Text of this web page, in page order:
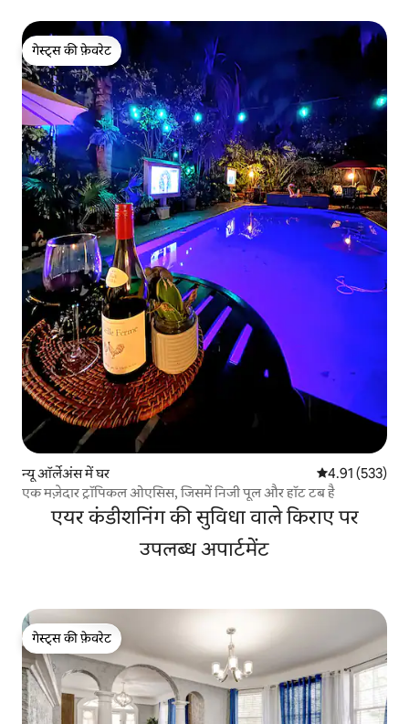
गेस्ट्स की फ़ेवरेट
गेस्ट्स की फ़ेवरेट
न्यू ऑर्लेअंस में घर औसत रेटिंग 5 में से
4.91 (533)
एक मज़ेदार ट्रॉपिकल ओएसिस, जिसमें निजी पूल और हॉट टब है
एयर कंडीशनिंग की सुविधा वाले किराए पर
उपलब्ध अपार्टमेंट
गेस्ट्स की फ़ेवरेट
गेस्ट्स की फ़ेवरेट